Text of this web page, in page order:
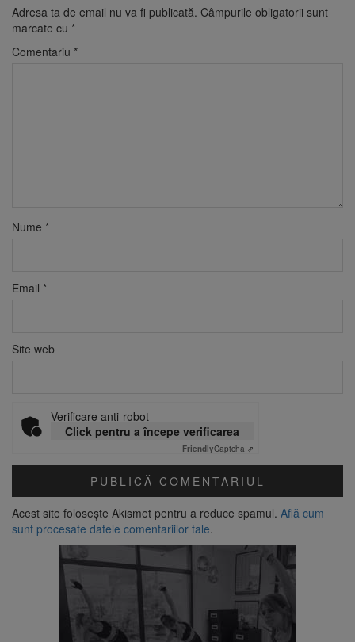
Adresa ta de email nu va fi publicată. Câmpurile obligatorii sunt
marcate cu *
Comentariu *
Nume *
Email *
Site web
Verificare anti-robot
Click pentru a începe verificarea
FriendlyCaptcha ⇗
Acest site folosește Akismet pentru a reduce spamul. Află cum
sunt procesate datele comentariilor tale.